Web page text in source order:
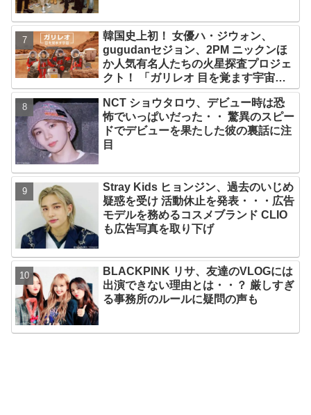
韓国史上初！ 女優ハ・ジウォン、
gugudanセジョン、2PM ニックンほ
か人気有名人たちの火星探査プロジェ
クト！ 「ガリレオ 目を覚ます宇宙」
10月10日（水）日本初放送決定
NCT ショウタロウ、デビュー時は恐
怖でいっぱいだった・・ 驚異のスピー
ドでデビューを果たした彼の裏話に注
目
Stray Kids ヒョンジン、過去のいじめ
疑惑を受け 活動休止を発表・・・広告
モデルを務めるコスメブランド CLIO
も広告写真を取り下げ
BLACKPINK リサ、友達のVLOGには
出演できない理由とは・・？ 厳しすぎ
る事務所のルールに疑問の声も